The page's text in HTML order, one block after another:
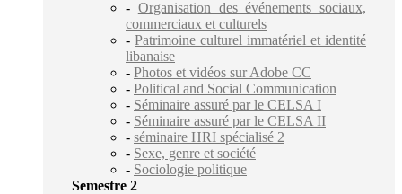
- Organisation des événements sociaux,
commerciaux et culturels
- Patrimoine culturel immatériel et identité
libanaise
- Photos et vidéos sur Adobe CC
- Political and Social Communication
- Séminaire assuré par le CELSA I
- Séminaire assuré par le CELSA II
- séminaire HRI spécialisé 2
- Sexe, genre et société
- Sociologie politique
Semestre 2